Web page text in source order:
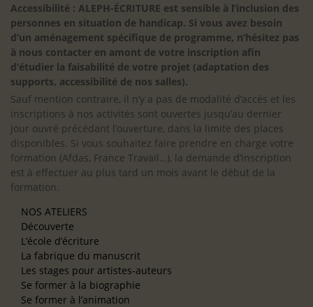
Accessibilité : ALEPH-ÉCRITURE est sensible à l’inclusion des
personnes en situation de handicap. Si vous avez besoin
d’un aménagement spécifique de programme, n’hésitez pas
à nous contacter en amont de votre inscription afin
d’étudier la faisabilité de votre projet (adaptation des
supports, accessibilité de nos salles).
Sauf mention contraire, il n’y a pas de modalité d’accès et les
inscriptions à nos activités sont ouvertes jusqu’au dernier
jour ouvré précédant l’ouverture, dans la limite des places
disponibles. Si vous souhaitez faire prendre en charge votre
formation (Afdas, France Travail…), la demande d’inscription
est à effectuer au plus tard un mois avant le début de la
formation.
NOS ATELIERS
Découverte
L’école d’écriture
La fabrique du manuscrit
Les stages pour artistes-auteurs
Se former à la biographie
Se former à l’animation